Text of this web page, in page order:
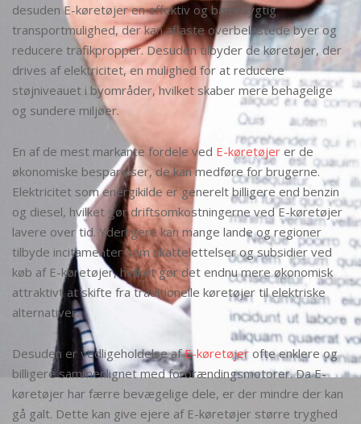
desuden E-køretøjer en effektiv og bæredygtig
transportmulighed, der kan aflaste overbelastede byer og
reducere trafikpropper. Desuden tilbyder de køretøjer, der
drives af elektricitet, en mulighed for at reducere
støjniveauet i byområder, hvilket skaber mere behagelige
og sundere miljøer.
En af de mest markante fordele ved E-køretøjer er de
økonomiske besparelser, de kan medføre for brugerne.
Elektricitet som energikilde er generelt billigere end benzin
og diesel, hvilket gør driftsomkostningerne ved E-køretøjer
lavere over tid. Yderligere kan mange lande og regioner
tilbyde incitamenter som skattelettelser og subsidier ved
køb af E-køretøjer, hvilket gør det endnu mere økonomisk
attraktivt at skifte fra traditionelle køretøjer til elektriske
alternativer.
Desuden er vedligeholdelse afE-køretøjer ofte enklere og
billigere sammenlignet med forbrændingsmotorer. Da E-
køretøjer har færre bevægelige dele, er der mindre der kan
gå galt. Dette kan give ejere af E-køretøjer større tryghed